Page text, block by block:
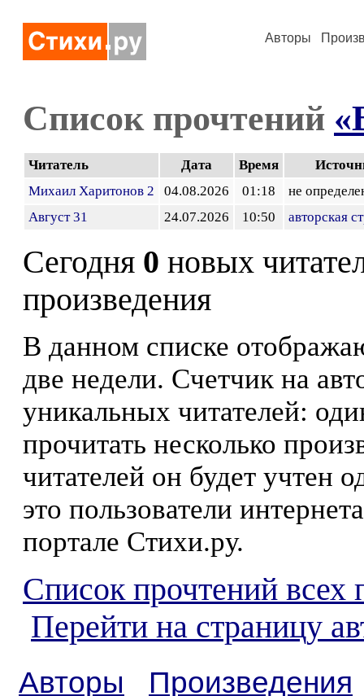
Авторы
Список прочтений
Читатель Дата Время
Михаил Харитонов 2
04.08.2026 01:18
не
Август 31
24.07.2026 10:50 авторская
Сегодня 0 новых
произведения
В данном списке
две недели. Счетчик на
уникальных читателей:
прочитать несколько
читателей он будет учтен
это пользователи
портале Стихи.ру.
Список прочтений всех
Перейти на страницу
Авторы
Произведения